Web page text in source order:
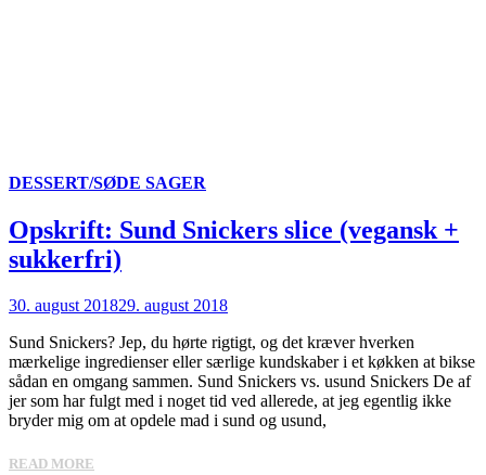
DESSERT/SØDE SAGER
Opskrift: Sund Snickers slice (vegansk +
sukkerfri)
30. august 201829. august 2018
Sund Snickers? Jep, du hørte rigtigt, og det kræver hverken
mærkelige ingredienser eller særlige kundskaber i et køkken at bikse
sådan en omgang sammen. Sund Snickers vs. usund Snickers De af
jer som har fulgt med i noget tid ved allerede, at jeg egentlig ikke
bryder mig om at opdele mad i sund og usund,
READ MORE